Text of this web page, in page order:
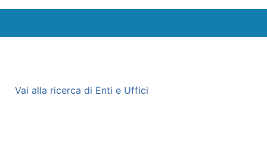
Vai alla ricerca di Enti e Uffici